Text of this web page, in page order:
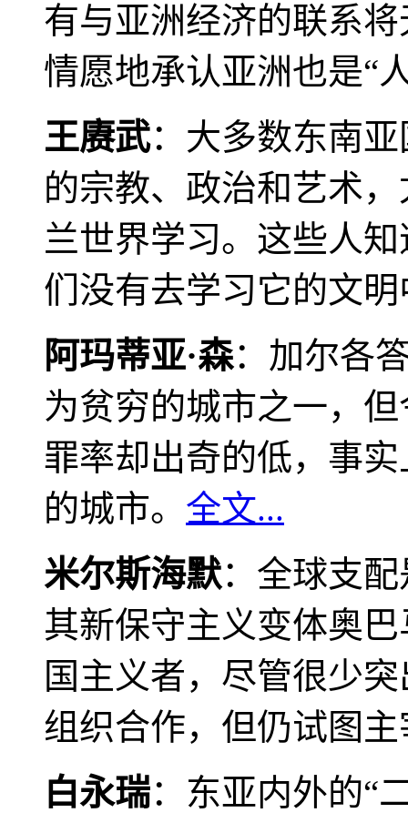
有与亚洲经济的联系
情愿地承认亚洲也是“
王赓武：大多数东南
的宗教、政治和艺术
兰世界学习。这些人
们没有去学习它的文
阿玛蒂亚·森：加尔各
为贫穷的城市之一，
罪率却出奇的低，事
的城市。 全文...
米尔斯海默：全球支
其新保守主义变体奥
国主义者，尽管很少
组织合作，但仍试图
白永瑞：东亚内外的“